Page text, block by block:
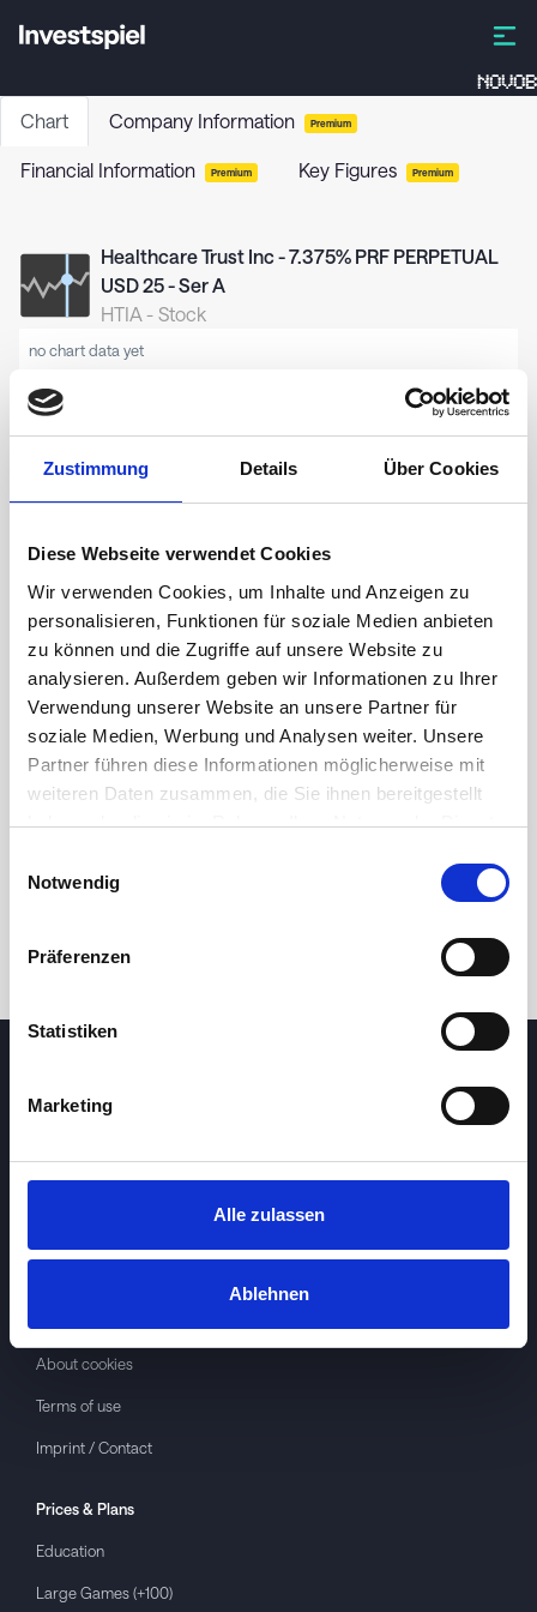
Zustimmung Details Über Cookies
Diese Webseite verwendet Cookies
Wir verwenden Cookies, um Inhalte und Anzeigen zu
personalisieren, Funktionen für soziale Medien anbieten
zu können und die Zugriffe auf unsere Website zu
analysieren. Außerdem geben wir Informationen zu Ihrer
Verwendung unserer Website an unsere Partner für
soziale Medien, Werbung und Analysen weiter. Unsere
Partner führen diese Informationen möglicherweise mit
weiteren Daten zusammen, die Sie ihnen bereitgestellt
haben oder die sie im Rahmen Ihrer Nutzung der Dienste
Notwendig
Präferenzen
Statistiken
Marketing
Alle zulassen
Ablehnen
Chart Company Information Premium
Financial Information Premium Key Figures Premium
Healthcare Trust Inc - 7.375% PRF PERPETUAL
USD 25 - Ser A
HTIA - Stock
no chart data yet
24h 7d 1m 3m 1y 5y
About cookies
Terms of use
Imprint / Contact
Prices & Plans
Education
Large Games (+100)